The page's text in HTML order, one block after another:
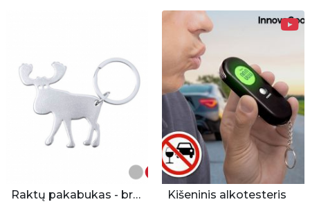
Raktų pakabukas - briedis Kišeninis alkotesteris